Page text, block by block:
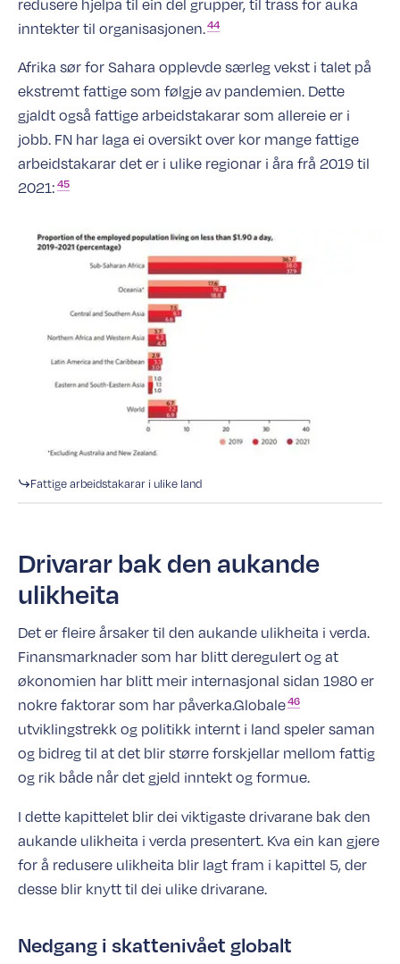
inntekter til organisasjonen.44
Afrika sør for Sahara opplevde særleg vekst i talet på
ekstremt fattige som følgje av pandemien. Dette
gjaldt også fattige arbeidstakarar som allereie er i
jobb. FN har laga ei oversikt over kor mange fattige
arbeidstakarar det er i ulike regionar i åra frå 2019 til
2021: 45
Fattige arbeidstakarar i ulike land
Drivarar bak den aukande
ulikheita
Det er fleire årsaker til den aukande ulikheita i verda.
Finansmarknader som har blitt deregulert og at
økonomien har blitt meir internasjonal sidan 1980 er
nokre faktorar som har påverka.Globale46
utviklingstrekk og politikk internt i land speler saman
og bidreg til at det blir større forskjellar mellom fattig
og rik både når det gjeld inntekt og formue.
I dette kapittelet blir dei viktigaste drivarane bak den
aukande ulikheita i verda presentert. Kva ein kan gjere
for å redusere ulikheita blir lagt fram i kapittel 5, der
desse blir knytt til dei ulike drivarane.
Nedgang i skattenivået globalt